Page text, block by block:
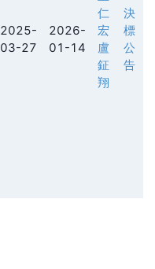
2025-
03-27
2026-
01-14
仁
宏
盧
鉦
翔
決
標
公
告